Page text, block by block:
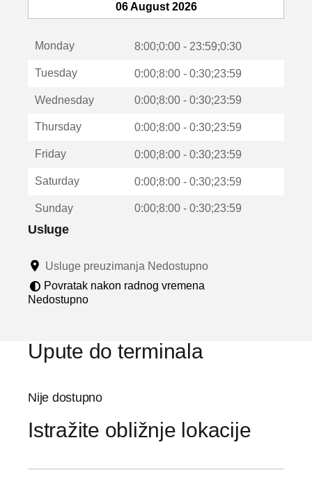
o
u
u
06 August 2026
Monday 8:00;0:00 - 23:59;0:30
Tuesday 0:00;8:00 - 0:30;23:59
Wednesday 0:00;8:00 - 0:30;23:59
Thursday 0:00;8:00 - 0:30;23:59
Friday 0:00;8:00 - 0:30;23:59
Saturday 0:00;8:00 - 0:30;23:59
Sunday 0:00;8:00 - 0:30;23:59
Usluge
Usluge preuzimanja Nedostupno
Povratak nakon radnog vremena
Nedostupno
Upute do terminala
Nije dostupno
Istražite obližnje lokacije